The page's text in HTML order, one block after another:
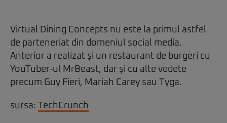
Virtual Dining Concepts nu este la primul astfel
de parteneriat din domeniul social media.
Anterior a realizat și un restaurant de burgeri cu
YouTuber-ul MrBeast, dar și cu alte vedete
precum Guy Fieri, Mariah Carey sau Tyga.
sursa: TechCrunch